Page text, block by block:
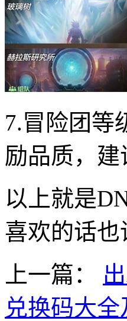
7.冒险团等
励品质，
以上就是
喜欢的话
上一篇：
兑换码大